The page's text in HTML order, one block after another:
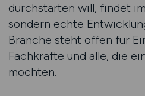
durchstarten will, findet
sondern echte
Branche steht offen für
Fachkräfte und alle, die
möchten.